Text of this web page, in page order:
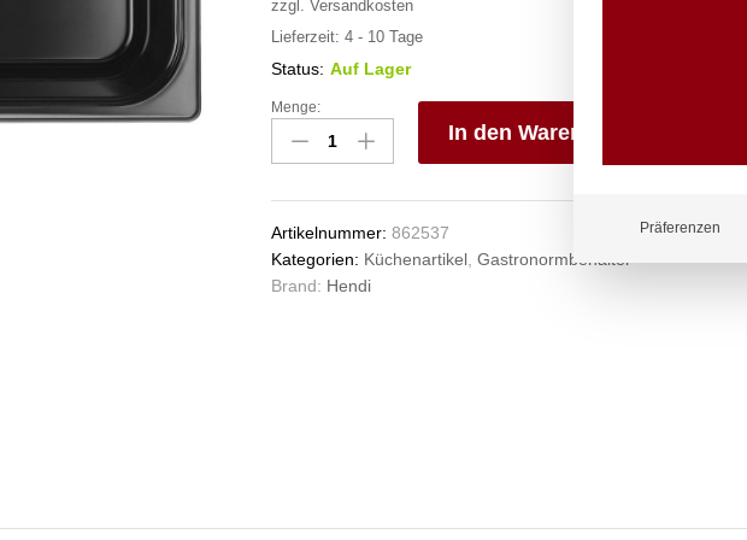
zzgl. Versandkosten
Lieferzeit: 4 - 10 Tage
Status: Auf Lager
Gastronorm-
Behälter
1/3,
Line,
GN
1/3,
Menge:
In den Warenkorb
Artikelnummer: 862537
Kategorien: Küchenartikel, Gastronormbehälter
Brand: Hendi
Präferenzen